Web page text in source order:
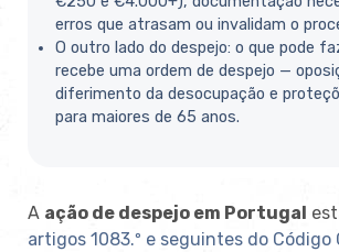
erros que atrasam ou invalidam o
O outro lado do despejo: o que pode
recebe uma ordem de despejo —
diferimento da desocupação e
para maiores de 65 anos.
A ação de despejo em Portugal
artigos 1083.º e seguintes do Código